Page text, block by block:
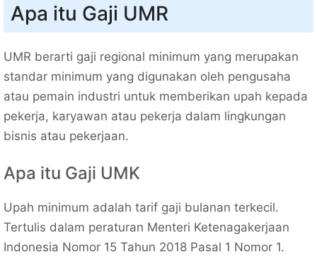
Apa itu Gaji UMR
UMR berarti gaji regional minimum yang merupakan
standar minimum yang digunakan oleh pengusaha
atau pemain industri untuk memberikan upah kepada
pekerja, karyawan atau pekerja dalam lingkungan
bisnis atau pekerjaan.
Apa itu Gaji UMK
Upah minimum adalah tarif gaji bulanan terkecil.
Tertulis dalam peraturan Menteri Ketenagakerjaan
Indonesia Nomor 15 Tahun 2018 Pasal 1 Nomor 1.